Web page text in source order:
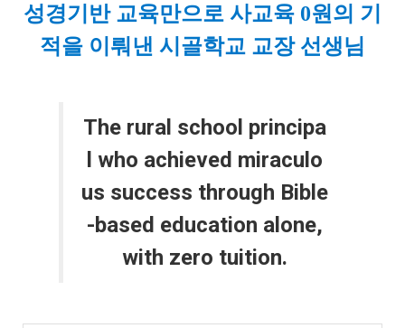
성경기반 교육만으로 사교육 0원의 기
적을 이뤄낸 시골학교 교장 선생님
The rural school principa
l who achieved miraculo
us success through Bible
-based education alone,
with zero tuition.